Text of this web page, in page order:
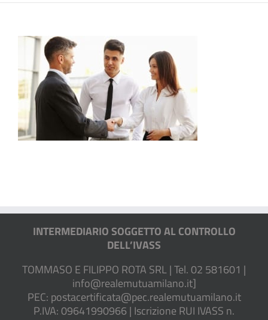
INTERMEDIARIO SOGGETTO AL CONTROLLO
DELL’IVASS
TOMMASO E FILIPPO ROTA SRL | Tel. 02 581601 |
info@realemutuamilano.it]
PEC: postacertificata@pec.realemutuamilano.it
P.IVA: 09641990966 | Iscrizione RUI IVASS n.